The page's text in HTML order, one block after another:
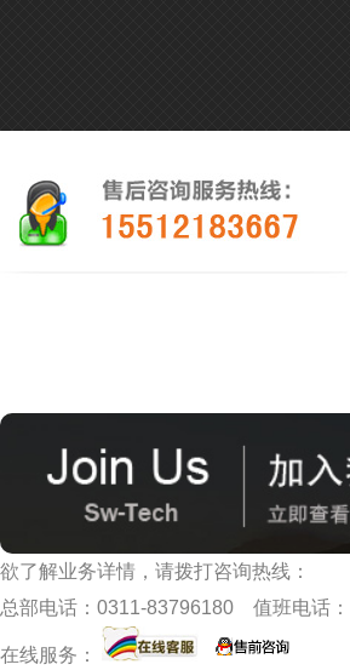
欲了解业务详情，请拨打咨询热线：
总部电话： 0311-83796180 值班电话：
在线服务：